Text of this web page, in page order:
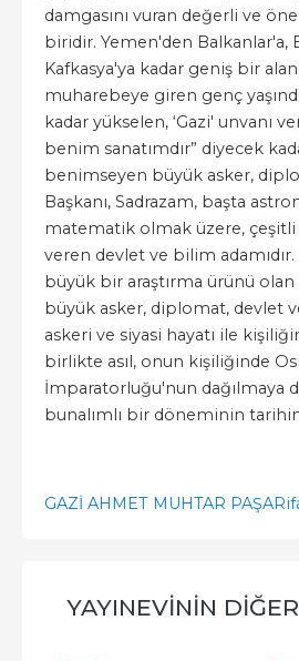
damgasını vuran değerli ve
biridir. Yemen'den Balkanlar'a,
Kafkasya'ya kadar geniş bir
muharebeye giren genç
kadar yükselen, ‘Gazi' unvanı
benim sanatımdır” diyecek
benimseyen büyük asker,
Başkanı, Sadrazam, başta
matematik olmak üzere, çeşitli
veren devlet ve bilim
büyük bir araştırma ürünü
büyük asker, diplomat, devlet
askeri ve siyasi hayatı ile
birlikte asıl, onun kişiliğinde
İmparatorluğu'nun dağılmaya
bunalımlı bir döneminin
GAZİ AHMET MUHTAR PAŞA
YAYINEVININ